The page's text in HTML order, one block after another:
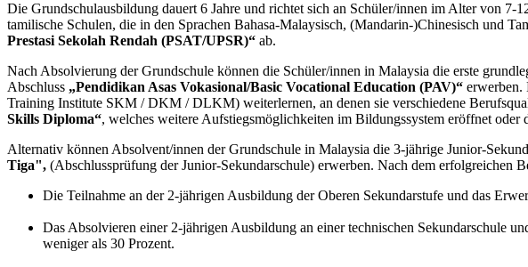
Die Grundschulausbildung dauert 6 Jahre und richtet sich an Schüler/innen im Alter von 7-
tamilische Schulen, die in den Sprachen Bahasa-Malaysisch, (Mandarin-)Chinesisch und
Prestasi Sekolah Rendah (PSAT/UPSR)“ ab.
Nach Absolvierung der Grundschule können die Schüler/innen in Malaysia die erste
Abschluss „Pendidikan Asas Vokasional/Basic Vocational Education (PAV)“ erwerben.
Training Institute SKM / DKM / DLKM) weiterlernen, an denen sie verschiedene
Skills Diploma“, welches weitere Aufstiegsmöglichkeiten im Bildungssystem eröffnet
Alternativ können Absolvent/innen der Grundschule in Malaysia die 3-jährige Junior-
Tiga", (Abschlussprüfung der Junior-Sekundarschule) erwerben. Nach dem erfolgreichen
Die Teilnahme an der 2-jährigen Ausbildung der Oberen Sekundarstufe und das
Das Absolvieren einer 2-jährigen Ausbildung an einer technischen Sekundarschule
weniger als 30 Prozent.